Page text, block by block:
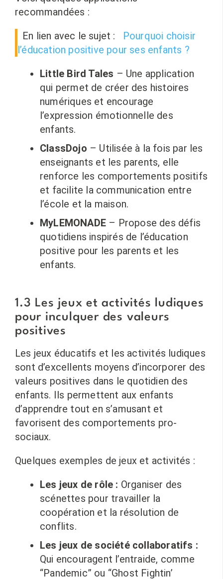
recommandées :
En lien avec le sujet :
Pourquoi choisir
l’éducation positive pour ses enfants ?
Little Bird Tales – Une application
qui permet de créer des histoires
numériques et encourage
l’expression émotionnelle des
enfants.
ClassDojo – Utilisée à la fois par les
enseignants et les parents, elle
renforce les comportements positifs
et facilite la communication entre
l’école et la maison.
MyLEMONADE – Propose des défis
quotidiens inspirés de l’éducation
positive pour les parents et les
enfants.
1.3 Les jeux et activités ludiques
pour inculquer des valeurs
positives
Les jeux éducatifs et les activités ludiques
sont d’excellents moyens d’incorporer des
valeurs positives dans le quotidien des
enfants. Ils permettent aux enfants
d’apprendre tout en s’amusant et
favorisent des comportements pro-
sociaux.
Quelques exemples de jeux et activités :
Les jeux de rôle : Organiser des
scénettes pour travailler la
coopération et la résolution de
conflits.
Les jeux de société collaboratifs :
Qui encouragent l’entraide, comme
“Pandemic” ou “Ghost Fightin’